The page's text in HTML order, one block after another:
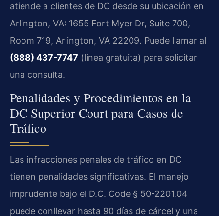
atiende a clientes de DC desde su ubicación en
Arlington, VA: 1655 Fort Myer Dr, Suite 700,
Room 719, Arlington, VA 22209. Puede llamar al
(888) 437-7747 (línea gratuita) para solicitar
una consulta.
Penalidades y Procedimientos en la
DC Superior Court para Casos de
Tráfico
Las infracciones penales de tráfico en DC
tienen penalidades significativas. El manejo
imprudente bajo el D.C. Code § 50-2201.04
puede conllevar hasta 90 días de cárcel y una